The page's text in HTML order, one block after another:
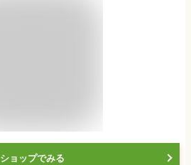
ショップでみる